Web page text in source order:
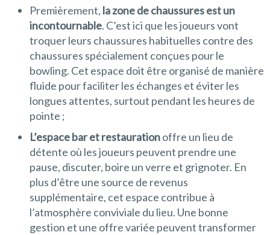
Premièrement, la zone de chaussures est un
incontournable. C’est ici que les joueurs vont
troquer leurs chaussures habituelles contre des
chaussures spécialement conçues pour le
bowling. Cet espace doit être organisé de manière
fluide pour faciliter les échanges et éviter les
longues attentes, surtout pendant les heures de
pointe ;
L’espace bar et restaurationoffre un lieu de
détente où les joueurs peuvent prendre une
pause, discuter, boire un verre et grignoter. En
plus d’être une source de revenus
supplémentaire, cet espace contribue à
l’atmosphère conviviale du lieu. Une bonne
gestion et une offre variée peuvent transformer